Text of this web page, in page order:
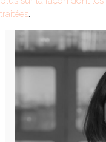
traitées.